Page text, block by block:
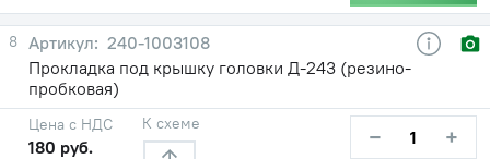
8
240-1003108
Прокладка под крышку головки Д-243 (резино-
пробковая)
Цена с НДС
180 руб.
К схеме − +